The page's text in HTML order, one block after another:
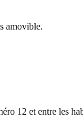
amovible.
12 et entre les